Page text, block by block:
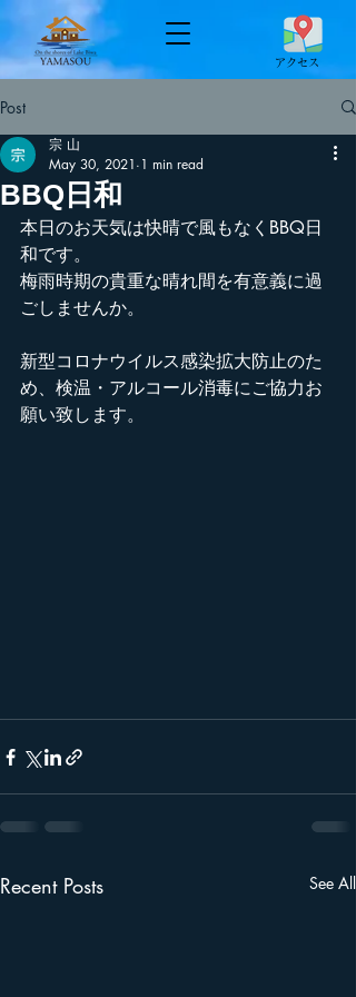
​アクセス
Post
BBQ日和
宗 山
May 30, 2021 1 min read
本日のお天気は快晴で風もなくBBQ日
和です。
梅雨時期の貴重な晴れ間を有意義に過
ごしませんか。
新型コロナウイルス感染拡大防止のた
め、検温・アルコール消毒にご協力お
願い致します。
Recent Posts See All